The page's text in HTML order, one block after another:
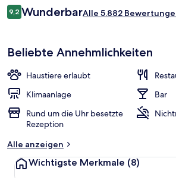
beträgt
127 €.
Bewertungen
9,29,2 von 10.
WunderbarAlle 5.882
Beliebte Annehmlichkeiten
Haustiere erlaubt
Klimaanlage
Bar
Rund um die Uhr besetzte
Rezeption
Alle anzeigen
Wichtigste Merkmale (8)